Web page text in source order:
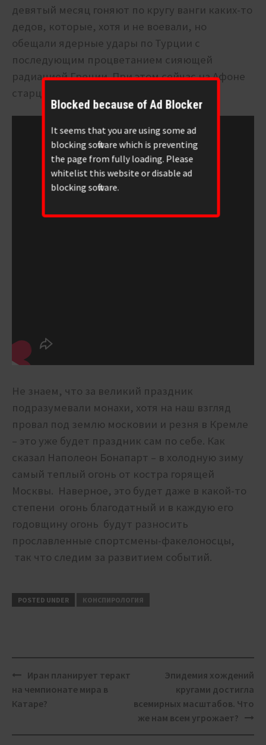
девятый месяц гоняют по кругу ванги каких-то
дедов, которые, хотя и не воевали, но
обещали ядерные удары по Турции с
последующим процветанием сияющей
радиацией Греции. При этом сейчас на Афоне
старцы говорят как-то так:
Не знаем, что за великий праздник
подразумевали монахи, хотя на наш взгляд
провал под землю московии и резня в Кремле
– это уже будет праздник сам по себе. Как
сказал Наполеон Бонапарт – в холодную зиму
самый теплый огонь от костра горящей
Москвы. Наверное, это будет даже в какой-то
степени огонь благодатный и в каждую его
годовщину огонь будут разносить
прославленные спортсмены-факелоносцы,
так что следим за развитием событий.
POSTED UNDER КОНСПИРОЛОГИЯ
Post
navigation
Иран планирует теракт
на чемпионате мира в
Катаре?
Эпидемия хождений
кругами достигла
всемирных масштабов. Что
же нам всем угрожает?
Blocked because of Ad Blocker
It seems that you are using some ad
blocking software which is preventing
the page from fully loading. Please
whitelist this website or disable ad
blocking software.